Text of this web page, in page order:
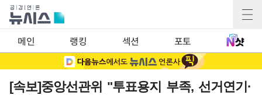
메인 랭킹 섹션 포토
[속보]중앙선관위 "투표용지 부족, 선거연기·